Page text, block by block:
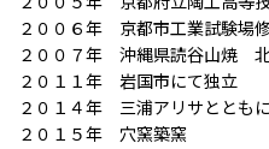
２００６年 京都市工業試験場
２００７年 沖縄県読谷山焼
２０１１年 岩国市にて独立
２０１４年 三浦アリサととも
２０１５年 穴窯築窯